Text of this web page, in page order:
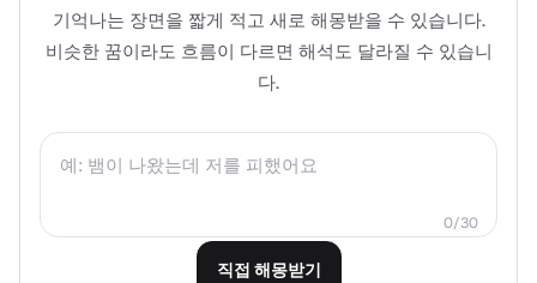
기억나는 장면을 짧게 적고 새로 해몽받을 수 있습니다.
비슷한 꿈이라도 흐름이 다르면 해석도 달라질 수 있습니
다.
0/30
직접 해몽받기